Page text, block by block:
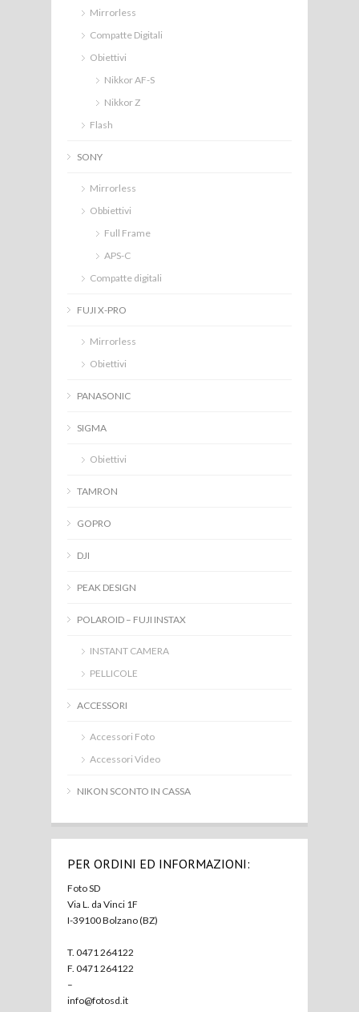
Mirrorless
Compatte Digitali
Obiettivi
Nikkor AF-S
Nikkor Z
Flash
SONY
Mirrorless
Obbiettivi
Full Frame
APS-C
Compatte digitali
FUJI X-PRO
Mirrorless
Obiettivi
PANASONIC
SIGMA
Obiettivi
TAMRON
GOPRO
DJI
PEAK DESIGN
POLAROID – FUJI INSTAX
INSTANT CAMERA
PELLICOLE
ACCESSORI
Accessori Foto
Accessori Video
NIKON SCONTO IN CASSA
PER ORDINI ED INFORMAZIONI:
Foto SD
Via L. da Vinci 1F
I-39100 Bolzano (BZ)
T. 0471 264122
F. 0471 264122
–
info@fotosd.it